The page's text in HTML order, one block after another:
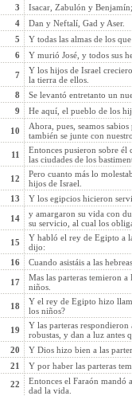
3
Isacar, Zabulón y Benjamín;
4
Dan y Neftalí, Gad y Aser.
5
Y todas las almas de los
6
Y murió José, y todos sus
7
Y los hijos de Israel
la tierra de ellos.
8
Se levantó entretanto un
9
He aquí, el pueblo de los
10
Ahora, pues, seamos
también se junte con
11
Entonces pusieron sobre él
las ciudades de los
12
Pero cuanto más lo
hijos de Israel.
13
Y los egipcios hicieron
14
y amargaron su vida con
su servicio, al cual los
15
Y habló el rey de Egipto a
dijo:
16
Cuando asistáis a las
17
Mas las parteras temieron
niños.
18
Y el rey de Egipto hizo
los niños?
19
Y las parteras respondieron
robustas, y dan a luz antes
20
Y Dios hizo bien a las
21
Y por haber las parteras
22
Entonces el Faraón
dad la vida.